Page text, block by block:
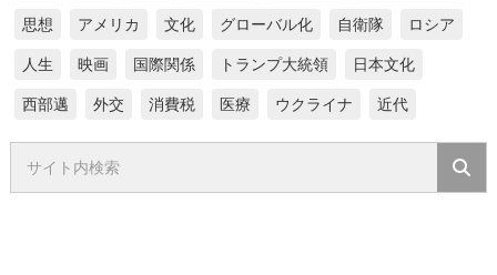
思想 アメリカ 文化 グローバル化 自衛隊 ロシア
人生 映画 国際関係 トランプ大統領 日本文化
西部邁 外交 消費税 医療 ウクライナ 近代